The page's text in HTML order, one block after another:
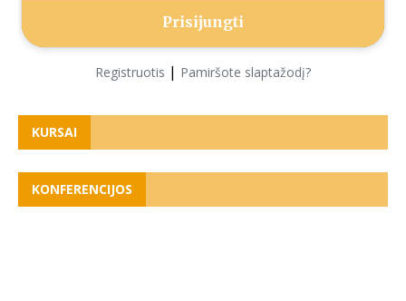
Registruotis | Pamiršote slaptažodį?
KURSAI
KONFERENCIJOS